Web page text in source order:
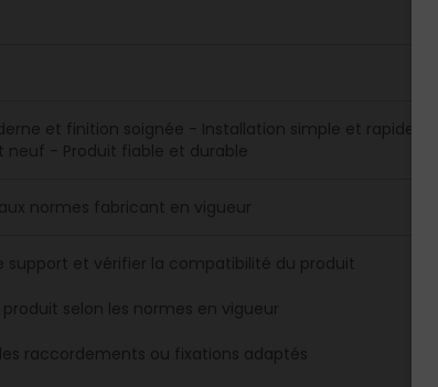
et finition soignée - Installation simple et rapide -
neuf - Produit fiable et durable
normes fabricant en vigueur
support et vérifier la compatibilité du produit
selon les normes en vigueur
raccordements ou fixations adaptés